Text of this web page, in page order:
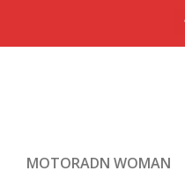
MOTORADN WOMAN